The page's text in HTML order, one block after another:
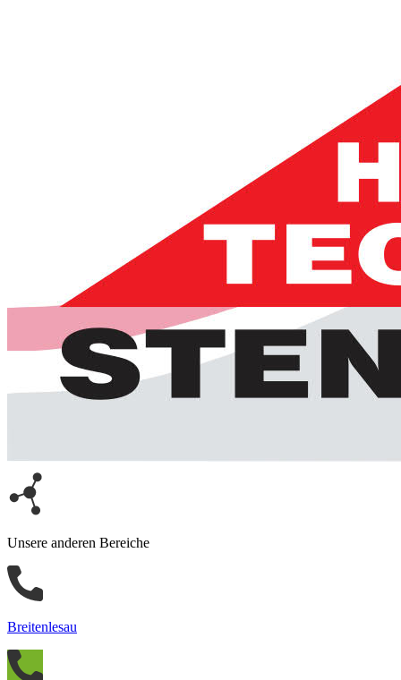
Unsere anderen Bereiche
Breitenlesau